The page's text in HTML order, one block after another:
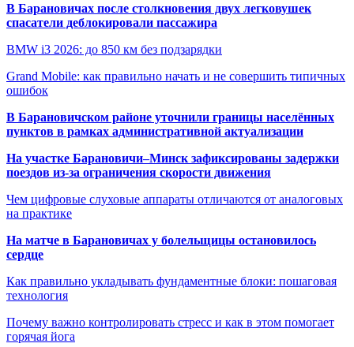
В Барановичах после столкновения двух легковушек
спасатели деблокировали пассажира
BMW i3 2026: до 850 км без подзарядки
Grand Mobile: как правильно начать и не совершить типичных
ошибок
В Барановичском районе уточнили границы населённых
пунктов в рамках административной актуализации
На участке Барановичи–Минск зафиксированы задержки
поездов из-за ограничения скорости движения
Чем цифровые слуховые аппараты отличаются от аналоговых
на практике
На матче в Барановичах у болельщицы остановилось
сердце
Как правильно укладывать фундаментные блоки: пошаговая
технология
Почему важно контролировать стресс и как в этом помогает
горячая йога